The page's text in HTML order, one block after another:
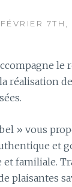
7TH,
le
réalisation
» vous
et
et familiale.
plaisantes